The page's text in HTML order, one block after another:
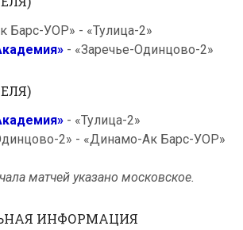
Барс-УОР» - «Тулица-2»
- «Заречье-Одинцово-2»
- «Тулица-2»
2» - «Динамо-Ак Барс-УОР»
матчей указано московское.
ИНФОРМАЦИЯ